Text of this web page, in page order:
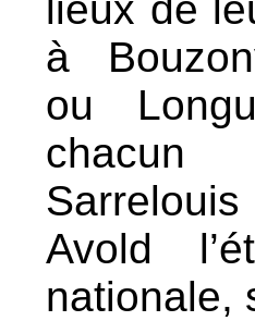
à
ou
chacun
Avold
nationale,